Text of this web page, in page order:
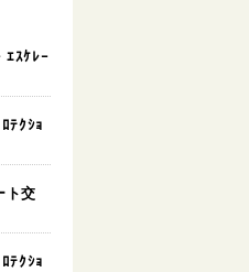
ｴｽｹﾚｰ
ﾃｸｼｮ
ト交
ﾃｸｼｮ